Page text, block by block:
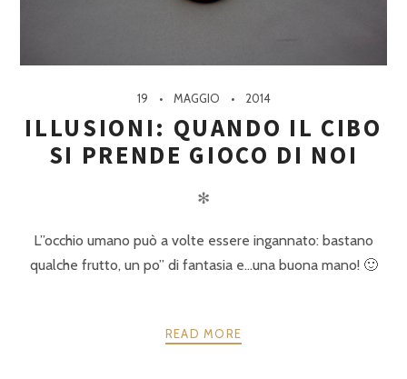
19 MAGGIO 2014
ILLUSIONI: QUANDO IL CIBO
SI PRENDE GIOCO DI NOI
✻
L”occhio umano può a volte essere ingannato: bastano
qualche frutto, un po” di fantasia e…una buona mano! 🙂
READ MORE